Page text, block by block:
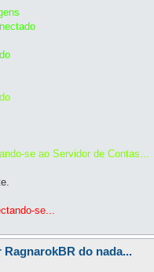
se ao Servidor de Contas...
se...
do nada...